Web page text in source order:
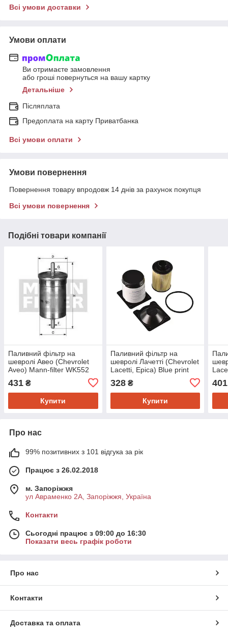
Всі умови доставки
Умови оплати
Ви отримаєте замовлення
або гроші повернуться на вашу картку
Детальніше
Післяплата
Предоплата на карту Приватбанка
Всі умови оплати
Умови повернення
Повернення товару впродовж 14 днів за рахунок покупця
Всі умови повернення
Подібні товари компанії
Паливний фільтр на
шевролі Авео (Chevrolet
Aveo) Mann-filter WK552
431 ₴
Купити
Паливний фільтр на
шевролі Лачетті (Chevrolet
Lacetti, Epica) Blue print
328₴
Купити
401
Про нас
99% позитивних з 101 відгука за рік
Працює з 26.02.2018
м. Запоріжжя
ул Авраменко 2А, Запоріжжя, Україна
Контакти
Сьогодні працює з 09:00 до 16:30
Показати весь графік роботи
Про нас
Контакти
Доставка та оплата